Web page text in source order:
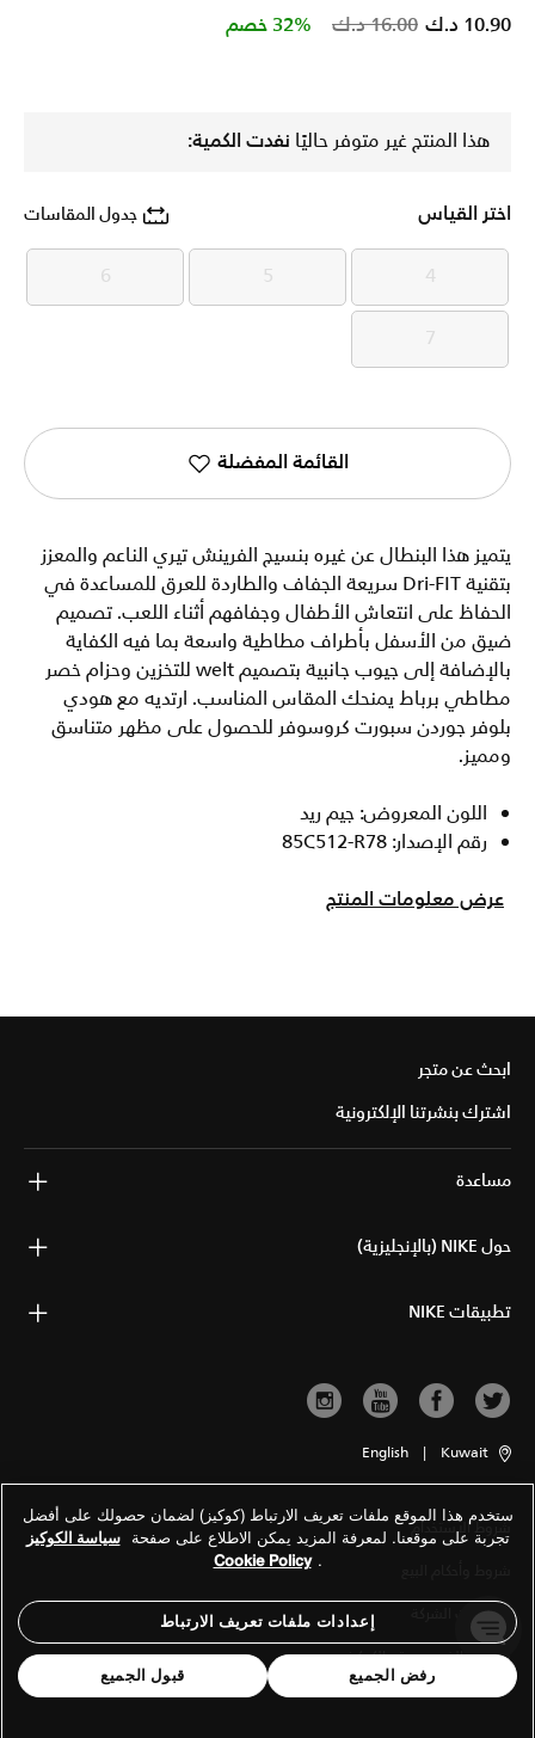
Price reduced from
16.00 د.ك to 10.90 د.ك 32% خصم
هذا المنتج غير متوفر حاليًا نفدت الكمية:
اختر القياس جدول المقاسات
4
5
5
6
6
7
7
القائمة المفضلة
يتميز هذا البنطال عن غيره بنسيج الفرينش تيري الناعم والمعزز
بتقنية Dri-FIT سريعة الجفاف والطاردة للعرق للمساعدة في
الحفاظ على انتعاش الأطفال وجفافهم أثناء اللعب. تصميم
ضيق من الأسفل بأطراف مطاطية واسعة بما فيه الكفاية
بالإضافة إلى جيوب جانبية بتصميم welt للتخزين وحزام خصر
مطاطي برباط يمنحك المقاس المناسب. ارتديه مع هودي
بلوفر جوردن سبورت كروسوفر للحصول على مظهر متناسق
ومميز.
اللون المعروض: جيم ريد
رقم الإصدار: 85C512-R78
عرض معلومات المنتج
ابحث عن متجر
اشترك بنشرتنا الإلكترونية
مساعدة
حول NIKE (بالإنجليزية)
تطبيقات NIKE
Kuwait
|
English
شروط الاستخدام
معلومات الشركة
سياسة الخصوصية والكوكيز
ستخدم هذا الموقع ملفات تعريف الارتباط (كوكيز) لضمان حصولك على أفضل
تجربة على موقعنا. لمعرفة المزيد يمكن الاطلاع على صفحة سياسة الكوكيز
.
Cookie Policy
إعدادات ملفات تعريف الارتباط
رفض الجميع قبول الجميع